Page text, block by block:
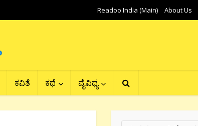
Readoo India (Main) About Us
ಕವಿತೆ ಕಥೆ ವೈವಿಧ್ಯ